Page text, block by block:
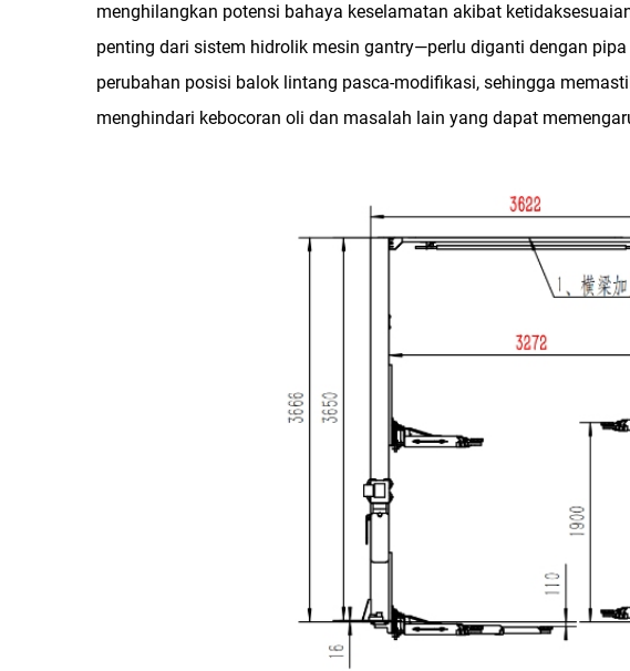
menghilangkan potensi bahaya keselamatan akibat
penting dari sistem hidrolik mesin gantry—perlu diganti dengan
perubahan posisi balok lintang pasca-modifikasi, sehingga
menghindari kebocoran oli dan masalah lain yang dapat